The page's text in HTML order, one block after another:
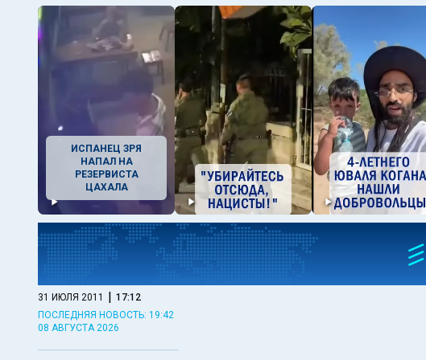
ИСПАНЕЦ ЗРЯ
НАПАЛ НА
РЕЗЕРВИСТА
ЦАХАЛА
31 ИЮЛЯ 2011 | 17:12
ПОСЛЕДНЯЯ НОВОСТЬ: 19:42
08 АВГУСТА 2026